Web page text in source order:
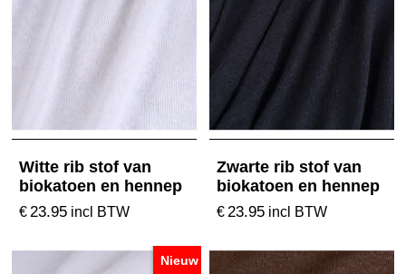
Witte rib stof van
biokatoen en hennep
€23.95 incl BTW
Zwarte rib stof van
biokatoen en hennep
€23.95 incl BTW
Nieuw